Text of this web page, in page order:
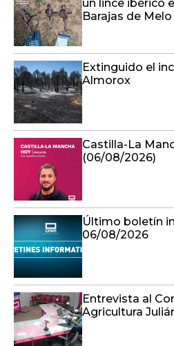
un lince ibérico
Barajas de Melo
Extinguido el
Almorox
Castilla-La
(06/08/2026)
Último boletín
06/08/2026
Entrevista al
Agricultura